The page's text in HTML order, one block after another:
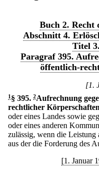
Buch 2. Recht
Abschnitt 4.
Titel
Paragraf 395.
öffentlich-
[1.
1 § 395. 2Aufrechnung
rechtlicher
oder eines Landes sowie
oder eines anderen
zulässig, wenn die Leistung
aus der die Forderung des
[1. Januar